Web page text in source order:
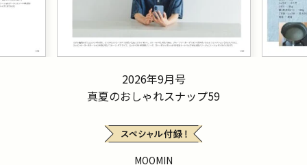
2026年9月号
真夏のおしゃれスナップ59
MOOMIN